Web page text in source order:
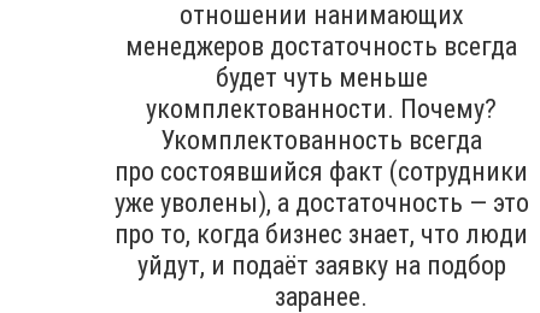
отношении нанимающих
менеджеров достаточность всегда
будет чуть меньше
укомплектованности. Почему?
Укомплектованность всегда
про состоявшийся факт (сотрудники
уже уволены), а достаточность — это
про то, когда бизнес знает, что люди
уйдут, и подаёт заявку на подбор
заранее.